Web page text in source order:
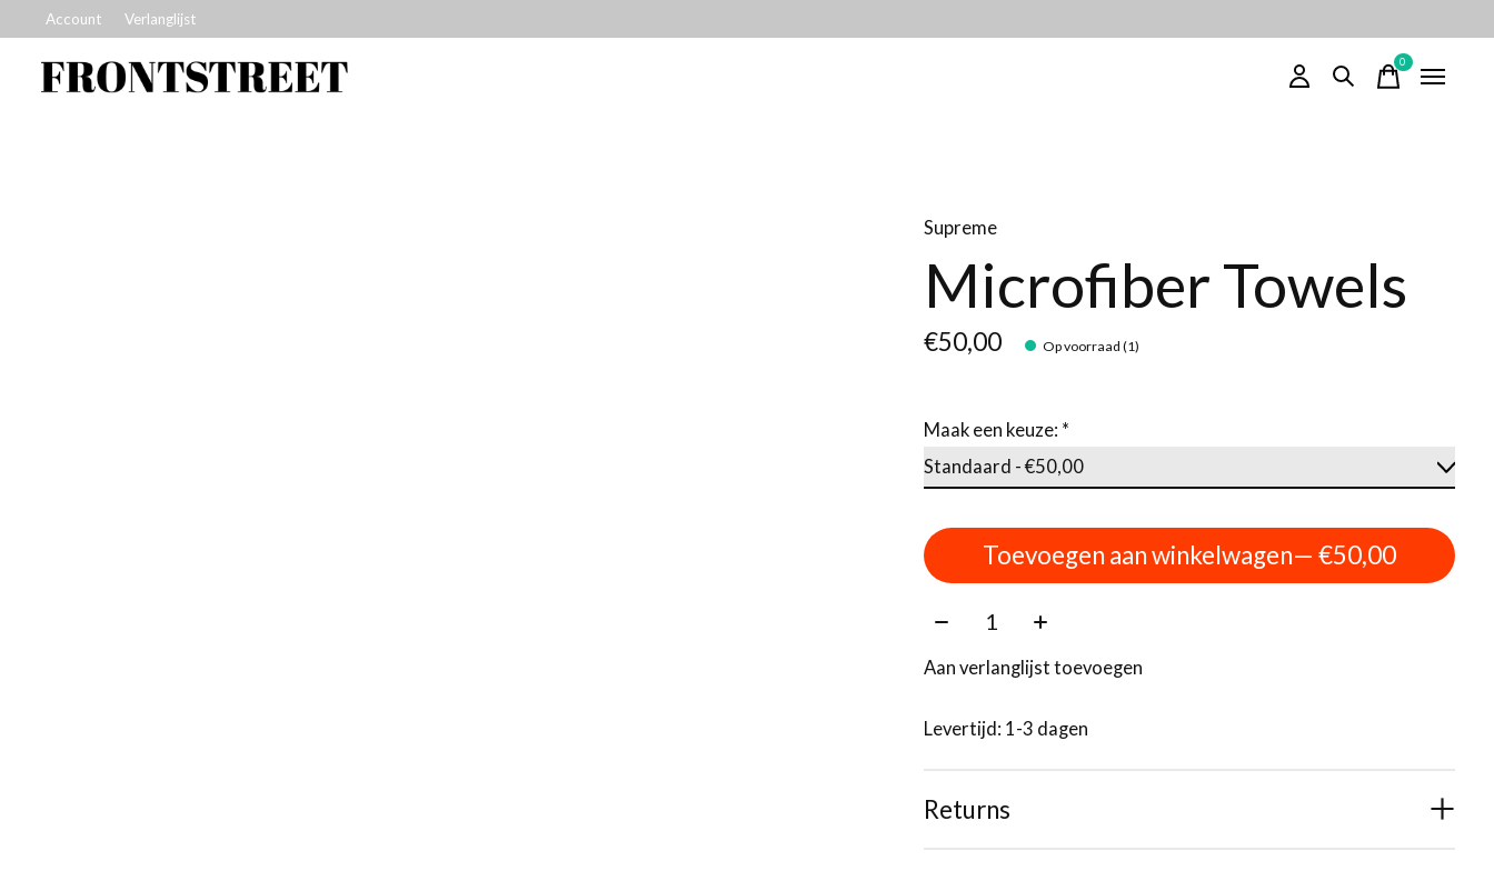
Account Verlanglijst
0items
Supreme
Microfiber Towels
€50,00 Op voorraad (1)
Maak een keuze: *
Toevoegen aan winkelwagen
— €50,00
Aantal:
Aan verlanglijst toevoegen
Levertijd: 1-3 dagen
Returns